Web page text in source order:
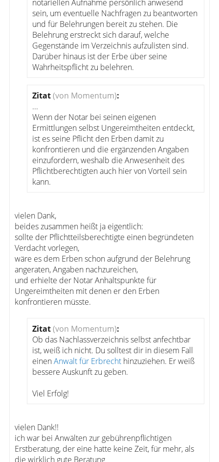
notariellen Aufnahme persönlich anwesend
sein, um eventuelle Nachfragen zu beantworten
und für Belehrungen bereit zu stehen. Die
Belehrung erstreckt sich darauf, welche
Gegenstände im Verzeichnis aufzulisten sind.
Darüber hinaus ist der Erbe über seine
Wahrheitspflicht zu belehren.
Zitat(von Momentum):
...
Wenn der Notar bei seinen eigenen
Ermittlungen selbst Ungereimtheiten entdeckt,
ist es seine Pflicht den Erben damit zu
konfrontieren und die ergänzenden Angaben
einzufordern, weshalb die Anwesenheit des
Pflichtberechtigten auch hier von Vorteil sein
kann.
vielen Dank,
beides zusammen heißt ja eigentlich:
sollte der Pflichtteilsberechtigte einen begründeten
Verdacht vorlegen,
wäre es dem Erben schon aufgrund der Belehrung
angeraten, Angaben nachzureichen,
und erhielte der Notar Anhaltspunkte für
Ungereimtheiten mit denen er den Erben
konfrontieren müsste.
Zitat(von Momentum):
Ob das Nachlassverzeichnis selbst anfechtbar
ist, weiß ich nicht. Du solltest dir in diesem Fall
einenAnwalt für Erbrechthinzuziehen. Er weiß
bessere Auskunft zu geben.
Viel Erfolg!
vielen Dank!!
ich war bei Anwälten zur gebührenpflichtigen
Erstberatung, der eine hatte keine Zeit, für mehr, als
die wirklich gute Beratung